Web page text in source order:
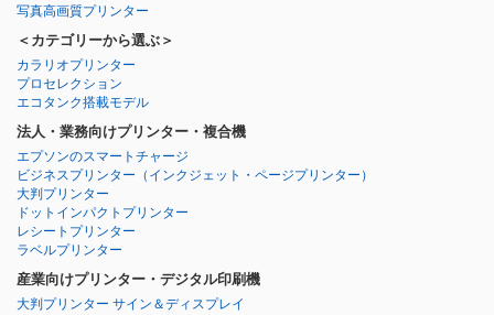
写真高画質プリンター
＜カテゴリーから選ぶ＞
カラリオプリンター
プロセレクション
エコタンク搭載モデル
法人・業務向けプリンター・複合機
エプソンのスマートチャージ
ビジネスプリンター （インクジェット・ページプリンター）
大判プリンター
ドットインパクトプリンター
レシートプリンター
ラベルプリンター
産業向けプリンター・デジタル印刷機
大判プリンター サイン＆ディスプレイ